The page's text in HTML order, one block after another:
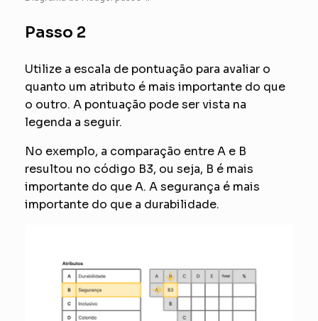
Passo 2
Utilize a escala de pontuação para avaliar o
quanto um atributo é mais importante do que
o outro. A pontuação pode ser vista na
legenda a seguir.
No exemplo, a comparação entre A e B
resultou no código B3, ou seja, B é mais
importante do que A. A segurança é mais
importante do que a durabilidade.